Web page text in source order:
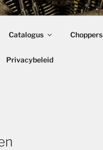
Catalogus Choppers
Privacybeleid